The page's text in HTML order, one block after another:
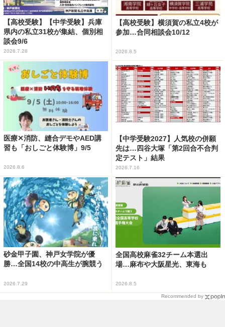
【高校受験】【中学受験】兵庫
県内の私立31校が集結、個別相
談会9/6
2026.7.28
【高校受験】横須賀の私立4校が
参加…合同相談会10/12
2026.8.5
医療✕消防、縫合デモやAED講
習も「おしごと体験博」9/5
2026.8.6
【中学受験2027】人気校の併願
先は…四谷大塚「第2回合不合判
定テスト」結果
2026.7.16
砂金甲子園、神戸女学院が優
勝…全国14校の中高生が腕競う
2026.7.29
全国高校麻雀32チーム本選出
場…麻布や大阪星光、東海も
2026.8.5
Recommended by